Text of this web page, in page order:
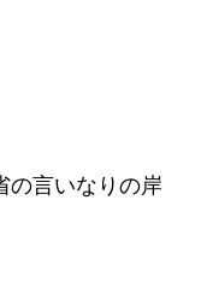
の言いなりの岸